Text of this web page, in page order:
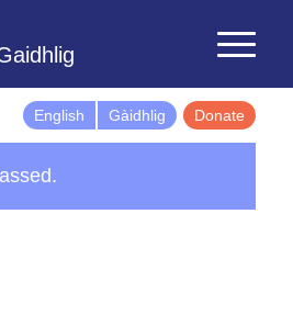
English Gàidhlig Donate